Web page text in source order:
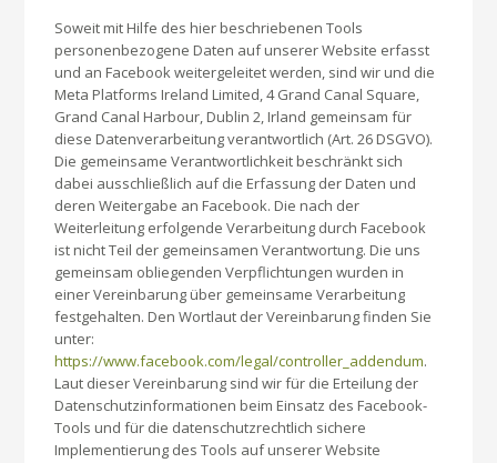
Soweit mit Hilfe des hier beschriebenen Tools
personenbezogene Daten auf unserer Website erfasst
und an Facebook weitergeleitet werden, sind wir und die
Meta Platforms Ireland Limited, 4 Grand Canal Square,
Grand Canal Harbour, Dublin 2, Irland gemeinsam für
diese Datenverarbeitung verantwortlich (Art. 26 DSGVO).
Die gemeinsame Verantwortlichkeit beschränkt sich
dabei ausschließlich auf die Erfassung der Daten und
deren Weitergabe an Facebook. Die nach der
Weiterleitung erfolgende Verarbeitung durch Facebook
ist nicht Teil der gemeinsamen Verantwortung. Die uns
gemeinsam obliegenden Verpflichtungen wurden in
einer Vereinbarung über gemeinsame Verarbeitung
festgehalten. Den Wortlaut der Vereinbarung finden Sie
unter:
https://www.facebook.com/legal/controller_addendum.
Laut dieser Vereinbarung sind wir für die Erteilung der
Datenschutzinformationen beim Einsatz des Facebook-
Tools und für die datenschutzrechtlich sichere
Implementierung des Tools auf unserer Website